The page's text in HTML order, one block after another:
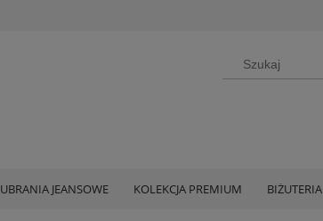
UBRANIA JEANSOWE KOLEKCJA PREMIUM BIŻUTERIA